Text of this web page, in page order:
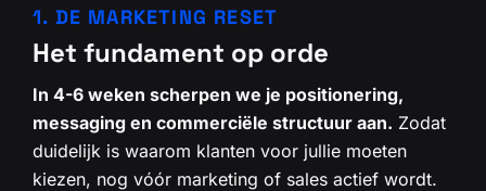
1. DE MARKETING RESET
Het fundament op orde
In 4-6 weken scherpen we je positionering,
messaging en commerciële structuur aan. Zodat
duidelijk is waarom klanten voor jullie moeten
kiezen, nog vóór marketing of sales actief wordt.